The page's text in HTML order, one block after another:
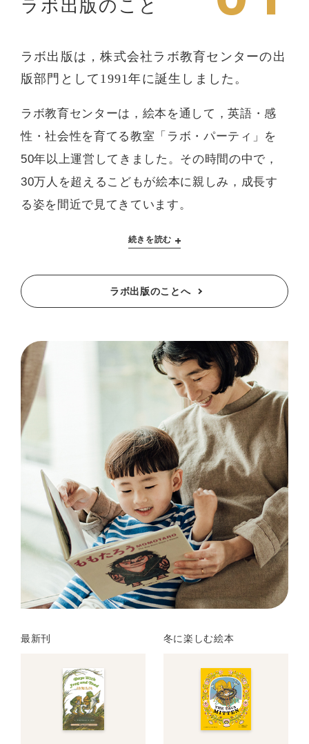
ラボ出版のこと
ラボ出版は，株式会社ラボ教育センターの出
版部門として1991年に誕生しました。
ラボ教育センターは，絵本を通して，英語・感
性・社会性を育てる教室「ラボ・パーティ」を
50年以上運営してきました。その時間の中で，
30万人を超えるこどもが絵本に親しみ，成長す
る姿を間近で見てきています。
続きを読む
ラボ出版のことへ
最新刊 冬に楽しむ絵本